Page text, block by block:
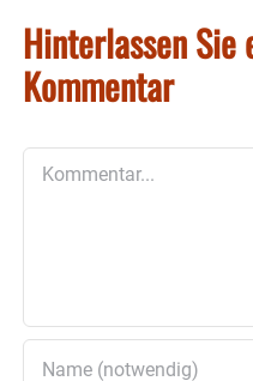
Hinterlassen Sie
Kommentar